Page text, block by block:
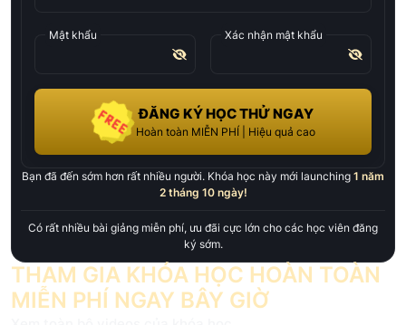
THAM GIA KHÓA HỌC HOÀN TOÀN
MIỄN PHÍ NGAY BÂY GIỜ
Mật khẩu Xác nhận mật khẩu
ĐĂNG KÝ HỌC THỬ NGAY
Hoàn toàn MIỄN PHÍ | Hiệu quả cao
Bạn đã đến sớm hơn rất nhiều người. Khóa học này mới launching 1 năm
2 tháng 10 ngày!
Có rất nhiều bài giảng miễn phí, ưu đãi cực lớn cho các học viên đăng
ký sớm.